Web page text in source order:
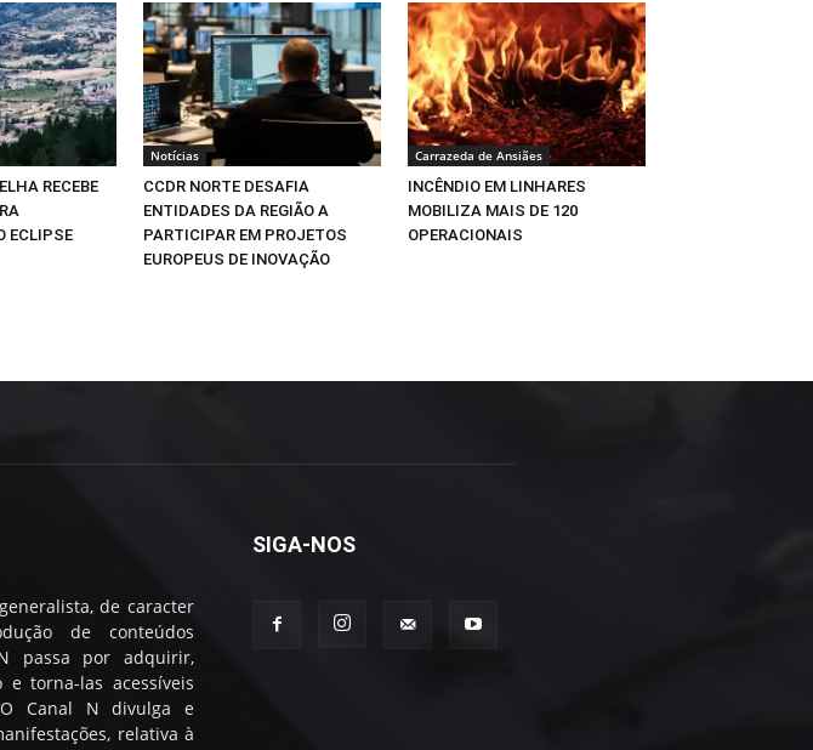
RECEBE
ECLIPSE
Notícias
CCDR NORTE DESAFIA
ENTIDADES DA REGIÃO A
PARTICIPAR EM PROJETOS
EUROPEUS DE INOVAÇÃO
Carrazeda de Ansiães
INCÊNDIO EM LINHARES
MOBILIZA MAIS DE 120
OPERACIONAIS
de caracter
de conteúdos
passa por adquirir,
torna-las acessíveis
Canal N divulga e
relativa à
SIGA-NOS